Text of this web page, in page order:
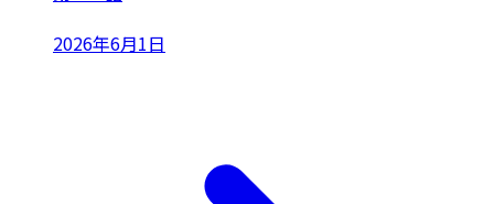
2026年6月1日